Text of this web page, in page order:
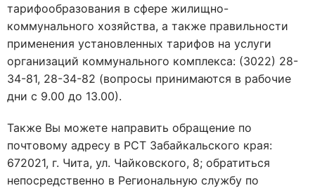
тарифообразования в сфере жилищно-
коммунального хозяйства, а также правильности
применения установленных тарифов на услуги
организаций коммунального комплекса: (3022) 28-
34-81, 28-34-82 (вопросы принимаются в рабочие
дни с 9.00 до 13.00).
Также Вы можете направить обращение по
почтовому адресу в РСТ Забайкальского края:
672021, г. Чита, ул. Чайковского, 8; обратиться
непосредственно в Региональную службу по